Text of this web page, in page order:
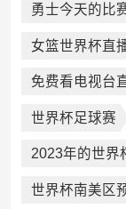
勇士今天的比
女篮世界杯直
免费看电视台
世界杯足球赛
2023年的世界
世界杯南美区